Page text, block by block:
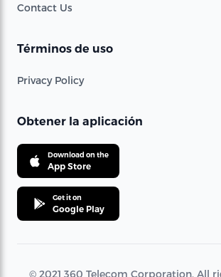
Contact Us
Términos de uso
Privacy Policy
Obtener la aplicación
Download on the
App Store
Get it on
Google Play
© 2021 360 Telecom Corporation. All